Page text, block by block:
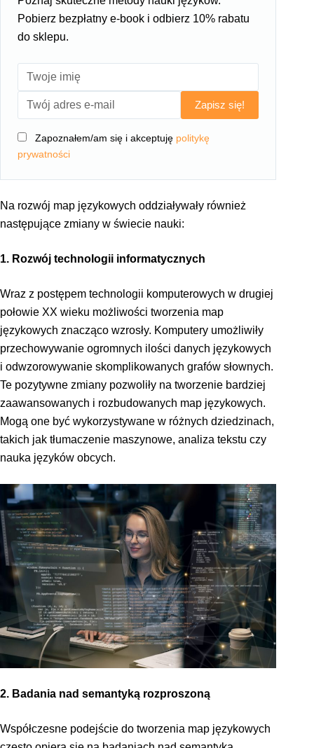
Pobierz bezpłatny e-book i odbierz 10% rabatu
do sklepu.
Zapisz się!
Zapoznałem/am się i akceptuję politykę
prywatności
Na rozwój map językowych oddziaływały również
następujące zmiany w świecie nauki:
1. Rozwój technologii informatycznych
Wraz z postępem technologii komputerowych w drugiej
połowie XX wieku możliwości tworzenia map
językowych znacząco wzrosły. Komputery umożliwiły
przechowywanie ogromnych ilości danych językowych
i odwzorowywanie skomplikowanych grafów słownych.
Te pozytywne zmiany pozwoliły na tworzenie bardziej
zaawansowanych i rozbudowanych map językowych.
Mogą one być wykorzystywane w różnych dziedzinach,
takich jak tłumaczenie maszynowe, analiza tekstu czy
nauka języków obcych.
2. Badania nad semantyką rozproszoną
Współczesne podejście do tworzenia map językowych